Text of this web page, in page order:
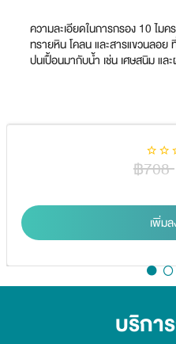
ความละเอียดในการกรอง 10 ไม
ทรายหิน โคลน และสารแขวนลอ
ปนเปื้อนมากับน้ำ เช่น เศษสนิม แล
฿708
เพิ่มล
บริกา